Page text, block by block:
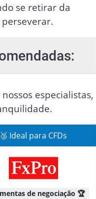
se retirar da
especialistas,
🥉 Ideal para CFDs
de negociação 🏆